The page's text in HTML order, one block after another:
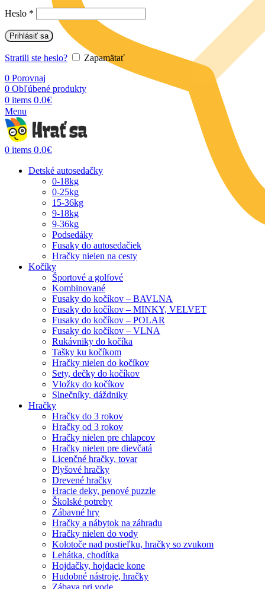
Heslo *
Prihlásiť sa
Stratili ste heslo?
Zapamätať
0 Porovnaj
0 Obľúbené produkty
0 items 0.0€
Menu
0 items 0.0€
Detské autosedačky
0-18kg
0-25kg
15-36kg
9-18kg
9-36kg
Podsedáky
Fusaky do autosedačiek
Hračky nielen na cesty
Kočíky
Športové a golfové
Kombinované
Fusaky do kočíkov – BAVLNA
Fusaky do kočíkov – MINKY, VELVET
Fusaky do kočíkov – POLAR
Fusaky do kočíkov – VLNA
Rukávniky do kočíka
Tašky ku kočíkom
Hračky nielen do kočíkov
Sety, dečky do kočíkov
Vložky do kočíkov
Slnečníky, dáždniky
Hračky
Hračky do 3 rokov
Hračky od 3 rokov
Hračky nielen pre chlapcov
Hračky nielen pre dievčatá
Licenčné hračky, tovar
Plyšové hračky
Drevené hračky
Hracie deky, penové puzzle
Školské potreby
Zábavné hry
Hračky a nábytok na záhradu
Hračky nielen do vody
Kolotoče nad postieľku, hračky so zvukom
Lehátka, chodítka
Hojdačky, hojdacie kone
Hudobné nástroje, hračky
Zábava pri vode